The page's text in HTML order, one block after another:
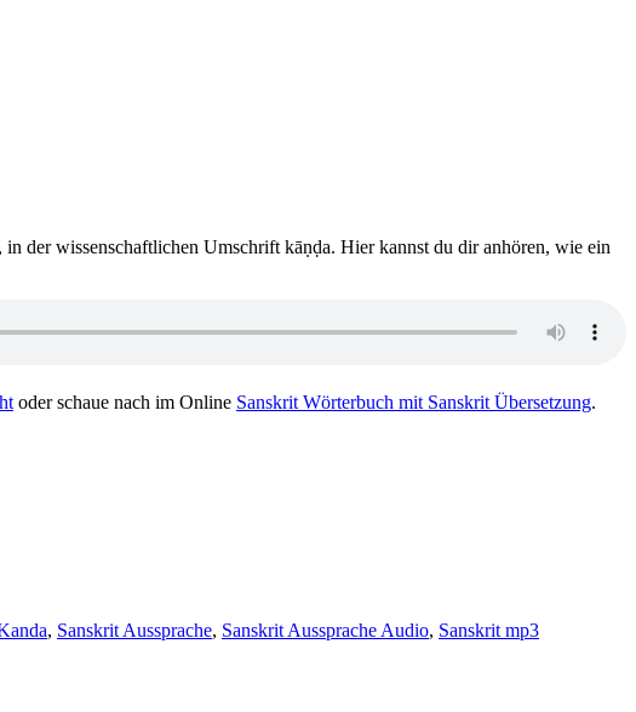
in der wissenschaftlichen Umschrift kāṇḍa. Hier kannst du dir anhören, wie ein
oder schaue nach im Online Sanskrit Wörterbuch mit Sanskrit Übersetzung.
, Sanskrit Aussprache, Sanskrit Aussprache Audio, Sanskrit mp3